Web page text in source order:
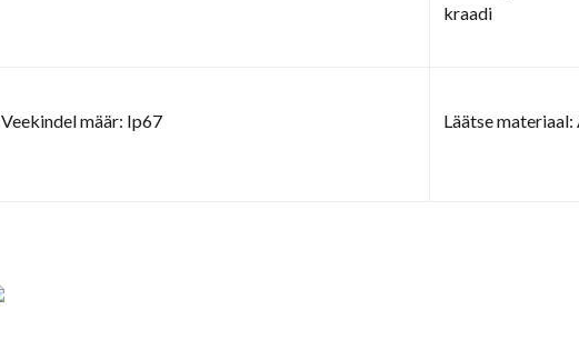
kraadi
Veekindel määr: Ip67 Läätse